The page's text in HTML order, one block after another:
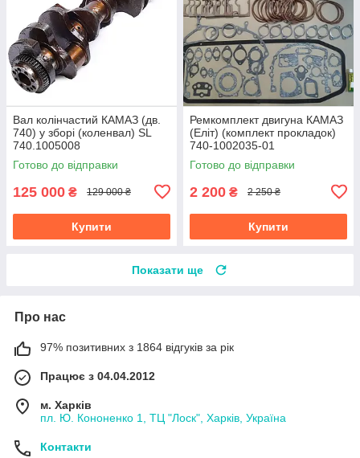
Вал колінчастий КАМАЗ (дв.
740) у зборі (коленвал) SL
740.1005008
Готово до відправки
125 000 ₴ 129 000 ₴
Купити
Ремкомплект двигуна КАМАЗ
(Еліт) (комплект прокладок)
740-1002035-01
Готово до відправки
2 200 ₴ 2 250 ₴
Купити
Показати ще
Про нас
97% позитивних з 1864 відгуків за рік
Працює з 04.04.2012
м. Харків
пл. Ю. Кононенко 1, ТЦ "Лоск", Харків, Україна
Контакти